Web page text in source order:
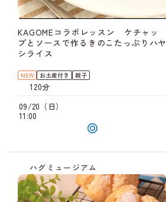
KAGOMEコラボレッスン ケチャッ
プとソースで作るきのこたっぷりハヤ
シライス
NEW お土産付き 親子
120分
09/20（日）
11:00
ハグミュージアム